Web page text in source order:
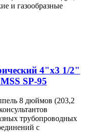
и газообразные
4"х3 1/2"
SP-95
8 дюймов (203,2
трубопроводных
с